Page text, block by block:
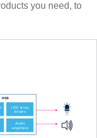
you need, to